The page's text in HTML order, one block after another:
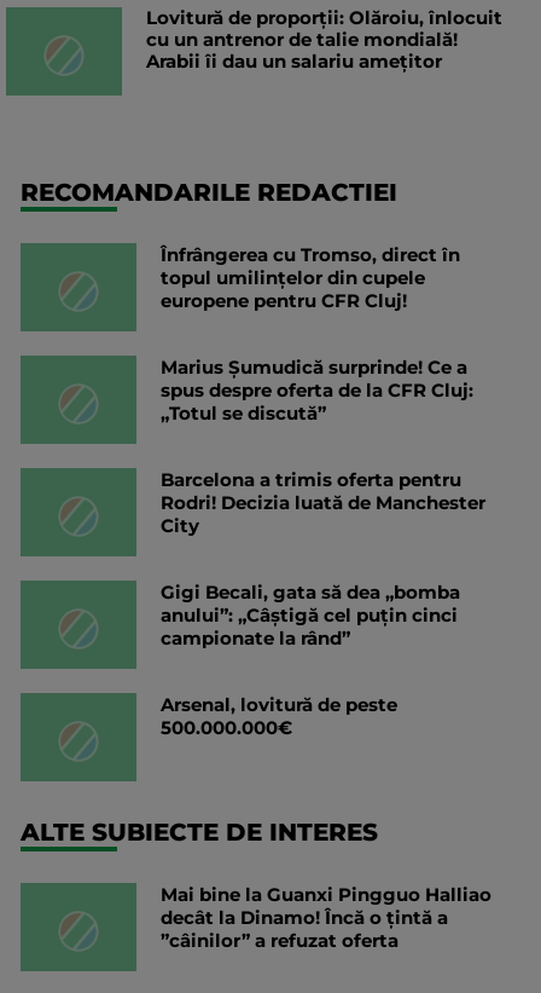
Lovitură de proporții: Olăroiu, înlocuit
cu un antrenor de talie mondială!
Arabii îi dau un salariu amețitor
RECOMANDARILE REDACTIEI
Înfrângerea cu Tromso, direct în
topul umilințelor din cupele
europene pentru CFR Cluj!
Marius Șumudică surprinde! Ce a
spus despre oferta de la CFR Cluj:
„Totul se discută”
Barcelona a trimis oferta pentru
Rodri! Decizia luată de Manchester
City
Gigi Becali, gata să dea „bomba
anului”: „Câștigă cel puțin cinci
campionate la rând”
Arsenal, lovitură de peste
500.000.000€
ALTE SUBIECTE DE INTERES
Mai bine la Guanxi Pingguo Halliao
decât la Dinamo! Încă o țintă a
”câinilor” a refuzat oferta